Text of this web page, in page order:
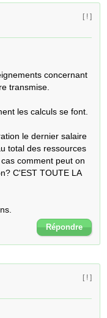
[ ! ]
concernant
transmise.
les calculs se font.
le dernier salaire
total des ressources
comment peut on
C'EST TOUTE LA
Répondre
[ ! ]